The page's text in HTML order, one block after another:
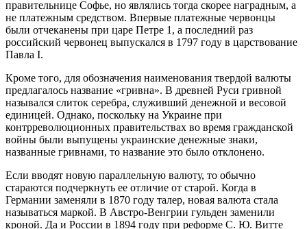
правительнице Софье, но являлись тогда скорее наградным, а
не платежным средством. Впервые платежные червонцы
были отчеканены при царе Петре 1, а последний раз
российский червонец выпускался в 1797 году в царствование
Павла I.
Кроме того, для обозначения наименования твердой валюты
предлагалось название «гривна». В древней Руси гривной
назывался слиток серебра, служивший денежной и весовой
единицей. Однако, поскольку на Украине при
контрреволюционных правительствах во время гражданской
войны были выпущены украинские денежные знаки,
названные гривнами, то название это было отклонено.
Если вводят новую параллельную валюту, то обычно
стараются подчеркнуть ее отличие от старой. Когда в
Германии заменяли в 1870 году талер, новая валюта стала
называться маркой. В Австро-Венгрии гульден заменили
кроной. Да и России в 1894 году при реформе С. Ю. Витте